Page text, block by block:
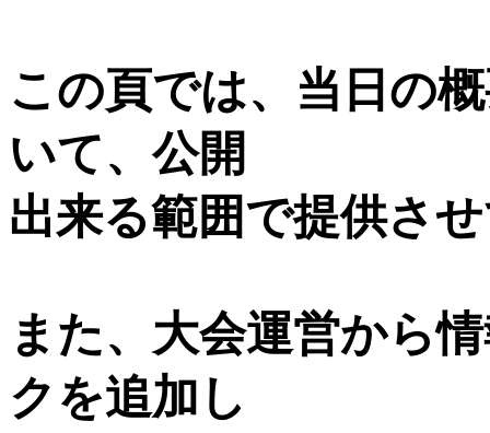
この頁では、当日の
いて、公開
出来る範囲で提供さ
また、大会運営から
クを追加し